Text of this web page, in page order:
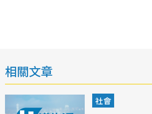
相關文章
社會